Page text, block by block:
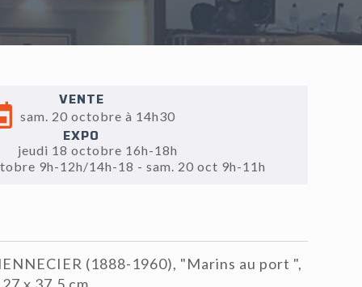
VENTE
sam. 20 octobre à 14h30
EXPO
jeudi 18 octobre 16h-18h
9h-12h/14h-18 - sam. 20 oct 9h-11h
(1888-1960), "Marins au port ",